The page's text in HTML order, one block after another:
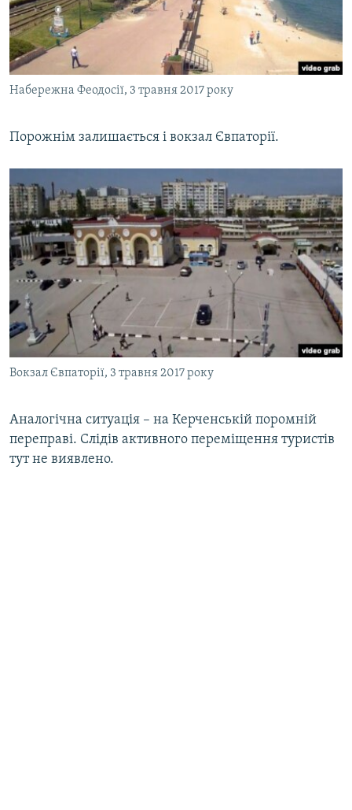
Набережна Феодосії, 3 травня 2017 року
Порожнім залишається і вокзал Євпаторії.
Вокзал Євпаторії, 3 травня 2017 року
Аналогічна ситуація – на Керченській поромній
переправі. Слідів активного переміщення туристів
тут не виявлено.